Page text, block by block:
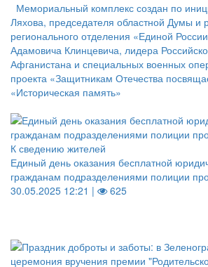
Мемориальный комплекс создан по
Ляхова, председателя областной Думы и
регионального отделения «Единой
Адамовича Клинцевича, лидера
Афганистана и специальных военных
проекта «Защитникам Отечества
«Историческая память»
К сведению жителей
Единый день оказания бесплатной
гражданам подразделениями полиции
30.05.2025 12:21 |
625